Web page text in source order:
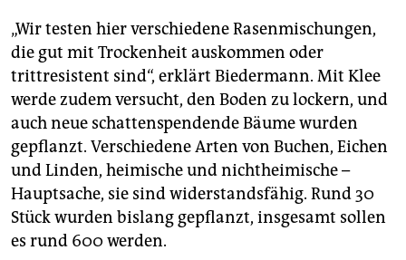
besonderen Gerüche hat. In unserer Sommerserie
wollen wir ihnen nachspüren und Berlin erriechen,
immer der Nase nach. Zuletzt erschienen: „Wie ein
blinder Mensch Berlin riecht “ (15. August) und „Was
Mensch und Club zusammenschweißt“ (22. August).
„Wir testen hier verschiedene Rasenmischungen,
die gut mit Trockenheit auskommen oder
trittresistent sind“, erklärt Biedermann. Mit Klee
werde zudem versucht, den Boden zu lockern, und
auch neue schattenspendende Bäume wurden
gepflanzt. Verschiedene Arten von Buchen, Eichen
und Linden, heimische und nichtheimische –
Hauptsache, sie sind widerstandsfähig. Rund 30
Stück wurden bislang gepflanzt, insgesamt sollen
es rund 600 werden.